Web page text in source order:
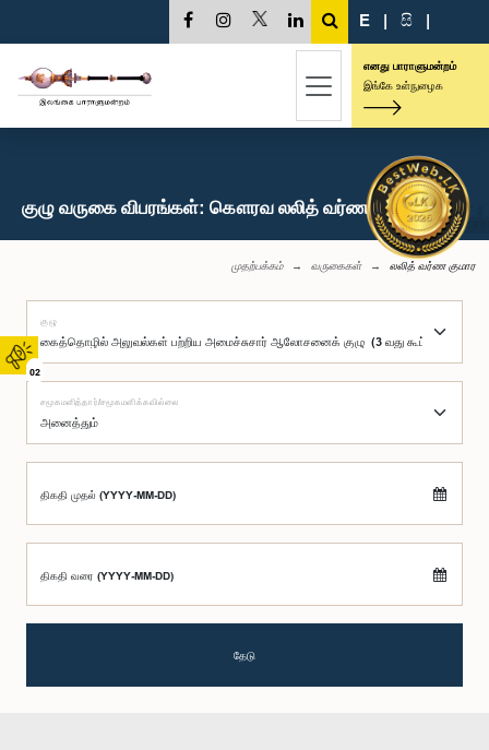
02
E | සි |
எனது பாராளுமன்றம்
இங்கே உள்நுழைக
குழு வருகை விபரங்கள்: கௌரவ லலித் வர்ண குமார, பா.உ.
முதற்பக்கம் வருகைகள் லலித் வர்ண குமார
குழு
சமூகமளித்தார்/சமூகமளிக்கவில்லை
திகதி முதல் (YYYY-MM-DD)
திகதி வரை (YYYY-MM-DD)
தேடு